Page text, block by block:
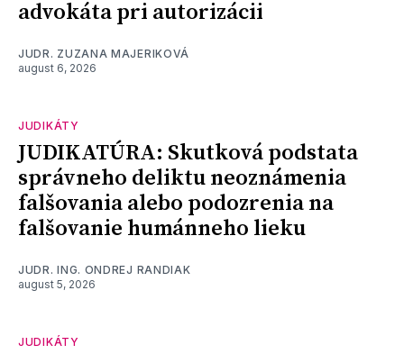
advokáta pri autorizácii
JUDR. ZUZANA MAJERIKOVÁ
august 6, 2026
JUDIKÁTY
JUDIKATÚRA: Skutková podstata
správneho deliktu neoznámenia
falšovania alebo podozrenia na
falšovanie humánneho lieku
JUDR. ING. ONDREJ RANDIAK
august 5, 2026
JUDIKÁTY